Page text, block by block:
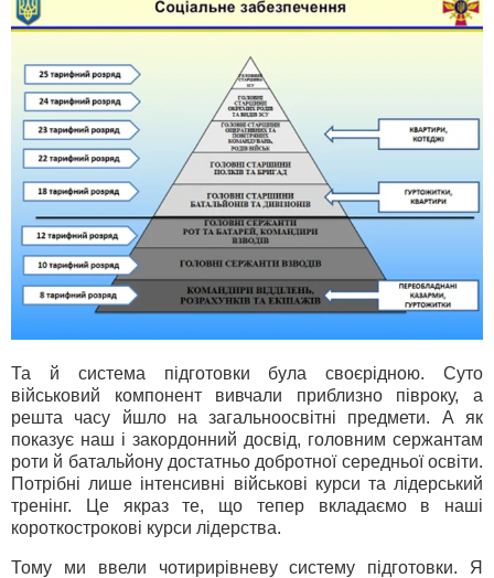
Та й система підготовки була своєрідною. Суто
військовий компонент вивчали приблизно півроку, а
решта часу йшло на загальноосвітні предмети. А як
показує наш і закордонний досвід, головним сержантам
роти й батальйону достатньо добротної середньої освіти.
Потрібні лише інтенсивні військові курси та лідерський
тренінг. Це якраз те, що тепер вкладаємо в наші
короткострокові курси лідерства.
Тому ми ввели чотирирівневу систему підготовки. Я